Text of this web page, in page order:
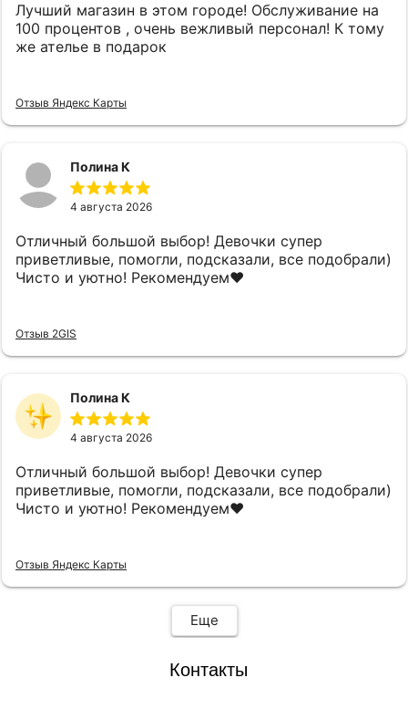
Лучший магазин в этом городе! Обслуживание на
100 процентов , очень вежливый персонал! К тому
же ателье в подарок
Отзыв Яндекс Карты
Полина К
4 августа 2026
Отличный большой выбор! Девочки супер
приветливые, помогли, подсказали, все подобрали)
Чисто и уютно! Рекомендуем❤️
Отзыв 2GIS
Полина К
4 августа 2026
Отличный большой выбор! Девочки супер
приветливые, помогли, подсказали, все подобрали)
Чисто и уютно! Рекомендуем❤️
Отзыв Яндекс Карты
Еще
Контакты